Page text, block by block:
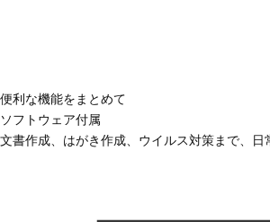
便利な機能をまとめて
ソフトウェア付属
文書作成、はがき作成、ウイルス対策まで、